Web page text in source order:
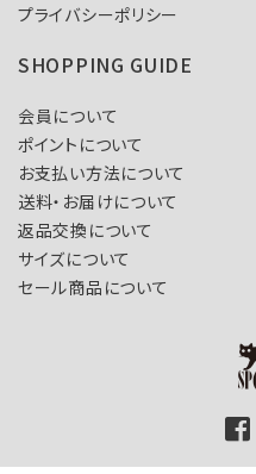
プライバシーポリシー
SHOPPING GUIDE
会員について
ポイントについて
お支払い方法について
送料・お届けについて
返品交換について
サイズについて
セール商品について